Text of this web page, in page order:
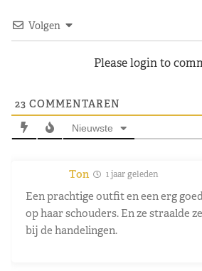
Volgen
Please login to
23 COMMENTAREN
Nieuwste
Ton 1 jaar geleden
Een prachtige outfit en een erg
op haar schouders. En ze straalde
bij de handelingen.